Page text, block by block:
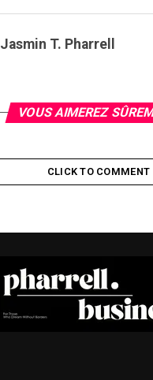
Jasmin T. Pharrell
VOUS AIMEREZ
CLICK TO COMMENT